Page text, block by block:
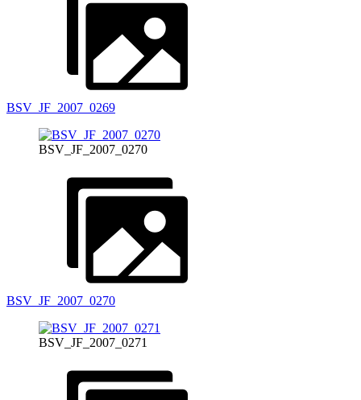
BSV_JF_2007_0269
BSV_JF_2007_0270
BSV_JF_2007_0270
BSV_JF_2007_0271